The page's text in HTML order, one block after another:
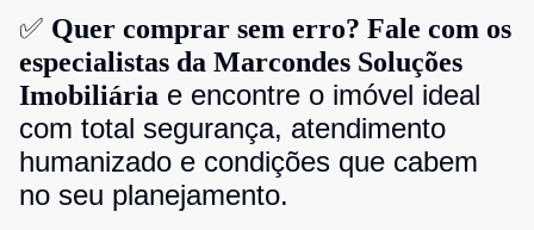
✅ Quer comprar sem erro? Fale com os
especialistas da Marcondes Soluções
Imobiliária e encontre o imóvel ideal
com total segurança, atendimento
humanizado e condições que cabem
no seu planejamento.